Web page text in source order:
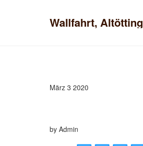
Wallfahrt, Altötting
März 3 2020
by Admin